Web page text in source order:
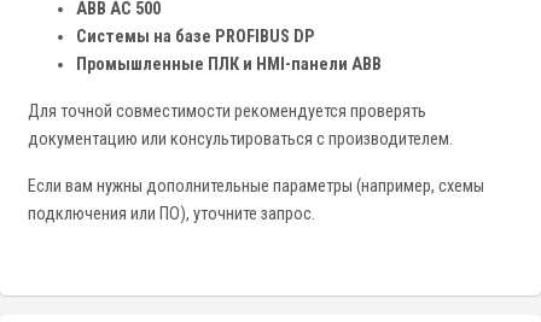
ABB AC 500
Системы на базе PROFIBUS DP
Промышленные ПЛК и HMI-панели ABB
Для точной совместимости рекомендуется проверять
документацию или консультироваться с производителем.
Если вам нужны дополнительные параметры (например, схемы
подключения или ПО), уточните запрос.